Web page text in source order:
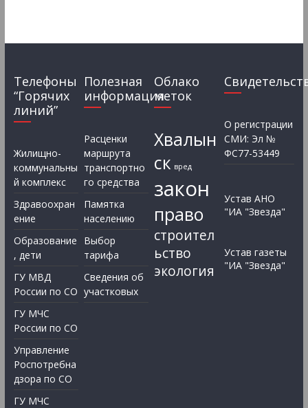
Телефоны
“Горячих
линий”
Жилищно-
коммунальны
й комплекс
Здравоохран
ение
Образование
, дети
ГУ МВД
России по СО
ГУ МЧС
России по СО
Управление
Роспотребна
дзора по СО
ГУ МЧС
Полезная
информация
Расценки
маршрута
транспортно
го средства
Памятка
населению
Выбор
тарифа
Сведения об
участковых
Облако
меток
Хвалын
ск вред
закон
право
строител
ьство
экология
О регистрации
СМИ: Эл №
ФС77-53449
Устав АНО
"ИА "Звезда"
Устав газеты
"ИА "Звезда"